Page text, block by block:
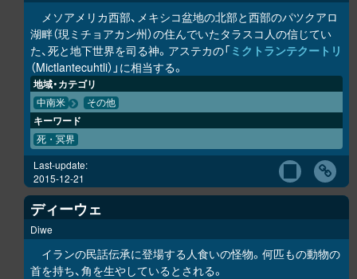
メソアメリカ西部、メキシコ盆地の北部と西部のパツクアロ
湖畔（現ミチョアカン州）の住んでいたタラスコ人の信じてい
た、死と地下世界を司る神。アステカの「ミクトランテクートリ
（Mictlantecuhtli）」に相当する。
地域・カテゴリ
中南米 その他
キーワード
死・冥界
Last-update:
2015-12-21
ディーウェ
Diwe
イランの民話伝承に登場する人食いの怪物。何匹もの動物の
首を持ち、角を生やしているとされる。